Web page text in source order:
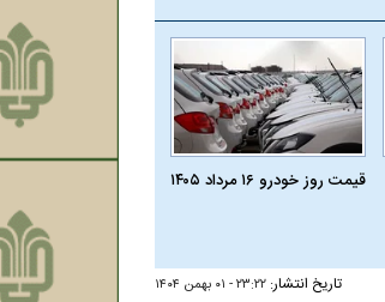
قیمت روز خودرو ۱۶ مرداد ۱۴۰۵
تاریخ انتشار: ۲۳:۲۲ - ۰۱ بهمن ۱۴۰۴